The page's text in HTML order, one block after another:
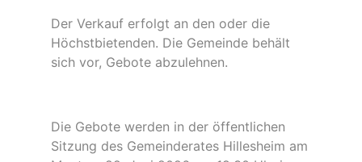
Der Verkauf erfolgt an den oder die
Höchstbietenden. Die Gemeinde behält
sich vor, Gebote abzulehnen.
Die Gebote werden in der öffentlichen
Sitzung des Gemeinderates Hillesheim am